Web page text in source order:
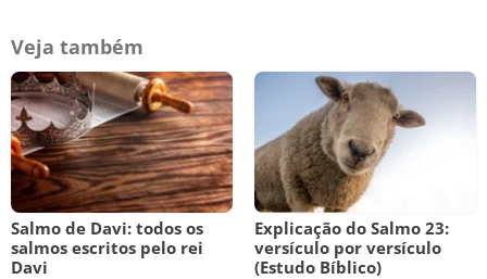
Veja também
Salmo de Davi: todos os
salmos escritos pelo rei
Davi
Explicação do Salmo 23:
versículo por versículo
(Estudo Bíblico)